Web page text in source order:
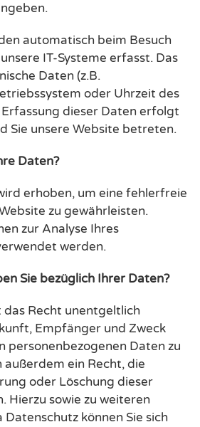
automatisch beim Besuch
IT-Systeme erfasst. Das
Daten (z.B.
oder Uhrzeit des
dieser Daten erfolgt
Sie unsere Website betreten.
Daten?
erhoben, um eine fehlerfreie
zu gewährleisten.
zur Analyse Ihres
werden.
Sie bezüglich Ihrer Daten?
das Recht unentgeltlich
Empfänger und Zweck
personenbezogenen Daten zu
außerdem ein Recht, die
oder Löschung dieser
Hierzu sowie zu weiteren
Datenschutz können Sie sich